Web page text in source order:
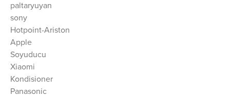
paltaryuyan
sony
Hotpoint-Ariston
Apple
Soyuducu
Xiaomi
Kondisioner
Panasonic